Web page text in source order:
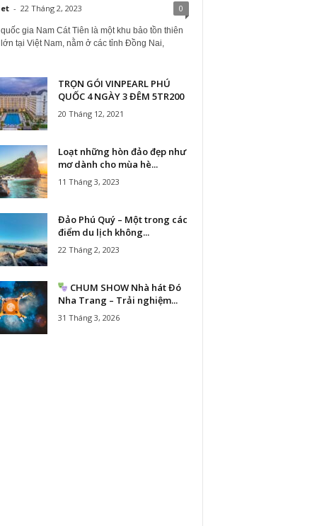
- 22 Tháng 2, 2023 0
gia Nam Cát Tiên là một khu bảo tồn thiên
tại Việt Nam, nằm ở các tỉnh Đồng Nai,
TRỌN GÓI VINPEARL PHÚ
QUỐC 4 NGÀY 3 ĐÊM 5TR200
20 Tháng 12, 2021
Loạt những hòn đảo đẹp như
mơ dành cho mùa hè...
11 Tháng 3, 2023
Đảo Phú Quý – Một trong các
điểm du lịch không...
22 Tháng 2, 2023
CHUM SHOW Nhà hát Đó
Nha Trang – Trải nghiệm...
31 Tháng 3, 2026